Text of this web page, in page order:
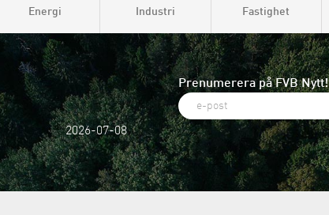
Energi
Kraftvärme &
Värmeproduktion
Fjärrvärme
Fjärrkyla
Effektivisering
Industri Fastighet
2026-07-08
Prenumerera på FVB Nytt!